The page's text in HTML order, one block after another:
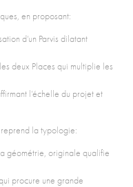
en proposant:
d’un Parvis dilatant
deux Places qui multiplie les
l’échelle du projet et
la typologie:
géométrie, originale qualifie
procure une grande